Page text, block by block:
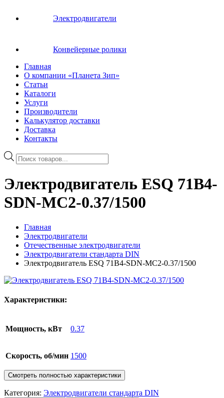
Электродвигатели
Конвейерные ролики
Главная
О компании «Планета Зип»
Статьи
Каталоги
Услуги
Производители
Калькулятор доставки
Доставка
Контакты
Поиск
товаров
Электродвигатель ESQ 71B4-
SDN-MC2-0.37/1500
Главная
Электродвигатели
Отечественные электродвигатели
Электродвигатели стандарта DIN
Электродвигатель ESQ 71B4-SDN-MC2-0.37/1500
Характеристики:
Мощность, кВт 0.37
Скорость, об/мин 1500
Смотреть полностью характеристики
Категория: Электродвигатели стандарта DIN